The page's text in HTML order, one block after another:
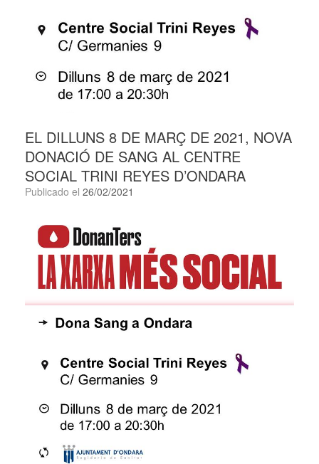
EL DILLUNS 8 DE MARÇ DE 2021, NOVA
DONACIÓ DE SANG AL CENTRE
SOCIAL TRINI REYES D’ONDARA
Publicado el 26/02/2021